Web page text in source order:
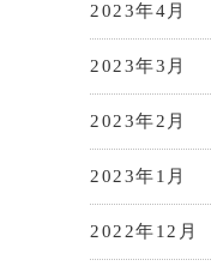
2023年4月
2023年3月
2023年2月
2023年1月
2022年12月